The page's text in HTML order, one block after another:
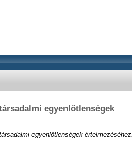
egyenlőtlenségek
egyenlőtlenségek értelmezéséhez.